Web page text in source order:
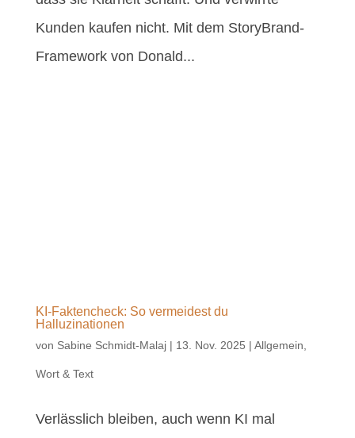
Kunden kaufen nicht. Mit dem StoryBrand-
Framework von Donald...
KI-Faktencheck: So vermeidest du
Halluzinationen
von Sabine Schmidt-Malaj| 13. Nov. 2025 | Allgemein
Wort & Text
Verlässlich bleiben, auch wenn KI mal